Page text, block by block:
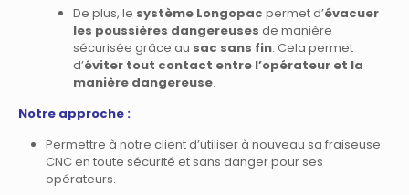
De plus, le système Longopac permet d’évacuer
les poussières dangereuses de manière
sécurisée grâce au sac sans fin. Cela permet
d’éviter tout contact entre l’opérateur et la
manière dangereuse.
Notre approche :
Permettre à notre client d’utiliser à nouveau sa fraiseuse
CNC en toute sécurité et sans danger pour ses
opérateurs.